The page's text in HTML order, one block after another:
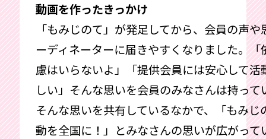
動画を作ったきっかけ
「もみじのて」が発足してから、会員の声や
ーディネーターに届きやすくなりました。「
慮はいらないよ」「提供会員には安心して活
しい」そんな思いを会員のみなさんは持って
そんな思いを共有しているなかで、「もみじ
動を全国に！」とみなさんの思いが広がって